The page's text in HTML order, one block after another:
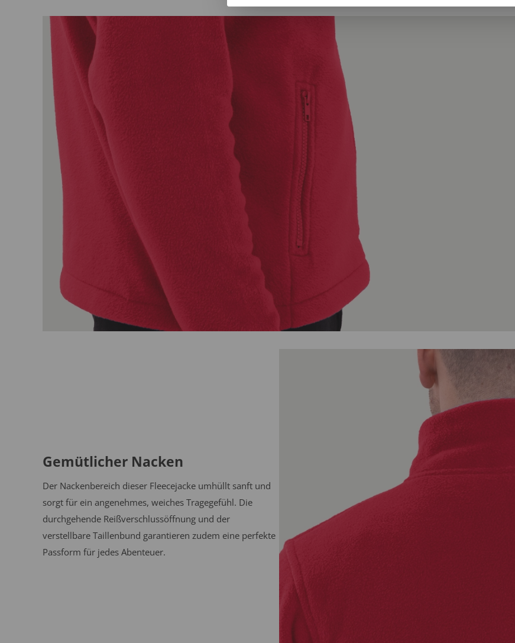
Gemütlicher Nacken
Der Nackenbereich dieser Fleecejacke umhüllt sanft und
sorgt für ein angenehmes, weiches Tragegefühl. Die
durchgehende Reißverschlussöffnung und der
verstellbare Taillenbund garantieren zudem eine perfekte
Passform für jedes Abenteuer.